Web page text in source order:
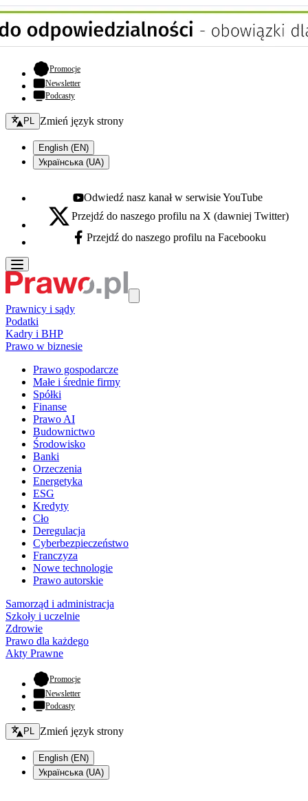
Promocje- otwiera się w nowej karcie
Newsletter
Podcasty
Zmień język - bieżący:
PL Zmień język strony
English (EN)
Українська (UA)
Youtube - otwiera się w nowej karcie
Odwiedź nasz kanał w serwisie YouTube
X - otwiera się w nowej karcie
Przejdź do naszego profilu na X (dawniej Twitter)
Facebook - otwiera się w nowej karcie
Przejdź do naszego profilu na Facebooku
Prawnicy i sądy
Podatki
Kadry i BHP
Prawo w biznesie
Prawo gospodarcze
Małe i średnie firmy
Spółki
Finanse
Prawo AI
Budownictwo
Środowisko
Banki
Orzeczenia
Energetyka
ESG
Kredyty
Cło
Deregulacja
Cyberbezpieczeństwo
Franczyza
Nowe technologie
Prawo autorskie
Samorząd i administracja
Szkoły i uczelnie
Zdrowie
Prawo dla każdego
Akty Prawne
Promocje- otwiera się w nowej karcie
Newsletter
Podcasty
Zmień język - bieżący:
PL Zmień język strony
English (EN)
Українська (UA)